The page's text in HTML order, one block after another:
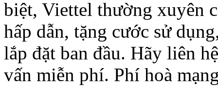
biệt, Viettel thường xuyên
hấp dẫn, tặng cước sử
lắp đặt ban đầu. Hãy liên
vấn miễn phí. Phí hoà